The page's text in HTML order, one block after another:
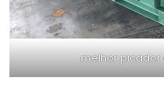
melhor picador